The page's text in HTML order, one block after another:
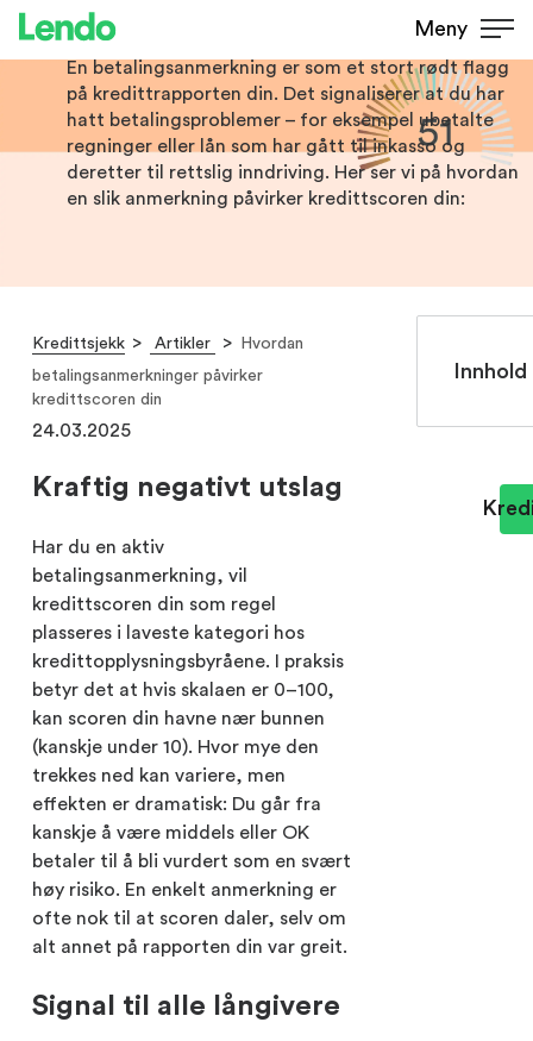
Meny
påvirker kredittscoren din
En betalingsanmerkning er som et stort rødt flagg
på kredittrapporten din. Det signaliserer at du har
hatt betalingsproblemer – for eksempel ubetalte
regninger eller lån som har gått til inkasso og
deretter til rettslig inndriving. Her ser vi på hvordan
en slik anmerkning påvirker kredittscoren din:
Kredittsjekk Artikler
Hvordan
betalingsanmerkninger påvirker
kredittscoren din
24.03.2025
Kraftig negativt utslag
Har du en aktiv
betalingsanmerkning, vil
kredittscoren din som regel
plasseres i laveste kategori hos
kredittopplysningsbyråene. I praksis
betyr det at hvis skalaen er 0–100,
kan scoren din havne nær bunnen
(kanskje under 10). Hvor mye den
trekkes ned kan variere, men
effekten er dramatisk: Du går fra
kanskje å være middels eller OK
betaler til å bli vurdert som en svært
høy risiko. En enkelt anmerkning er
ofte nok til at scoren daler, selv om
alt annet på rapporten din var greit.
Signal til alle långivere